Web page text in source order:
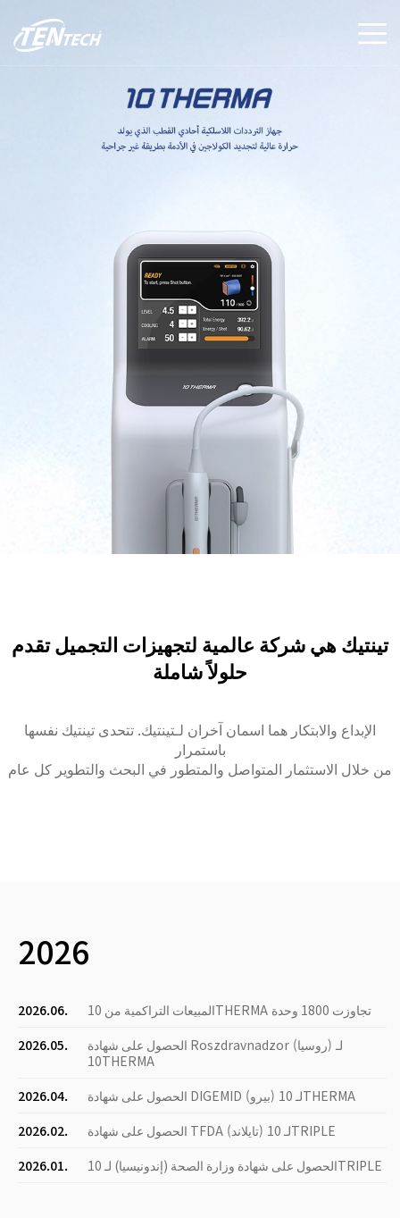
تينتيك هي شركة عالمية لتجهيزات التجميل تقدم
حلولاً شاملة
الإبداع والابتكار هما اسمان آخران لـتينتيك. تتحدى تينتيك نفسها
باستمرار
من خلال الاستثمار المتواصل والمتطور في البحث والتطوير كل عام
2026
2026.06.
المبيعات التراكمية من 10THERMA تجاوزت 1800 وحدة
2026.05.
الحصول على شهادة Roszdravnadzor (روسيا) لـ
10THERMA
2026.04.
الحصول على شهادة DIGEMID (بيرو) لـ 10THERMA
2026.02.
الحصول على شهادة TFDA (تايلاند) لـ 10TRIPLE
2026.01.
الحصول على شهادة وزارة الصحة (إندونيسيا) لـ 10TRIPLE